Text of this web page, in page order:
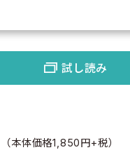
（本体価格1,850円+税）
試し読み